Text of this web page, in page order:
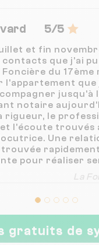
5/5
et fin
que j'ai
Foncière du
l'appartement que
jusqu'à
notaire
rigueur, le
l'écoute trouvés
Une
pour réaliser
immobilier, un
être bien
La
gratuits de